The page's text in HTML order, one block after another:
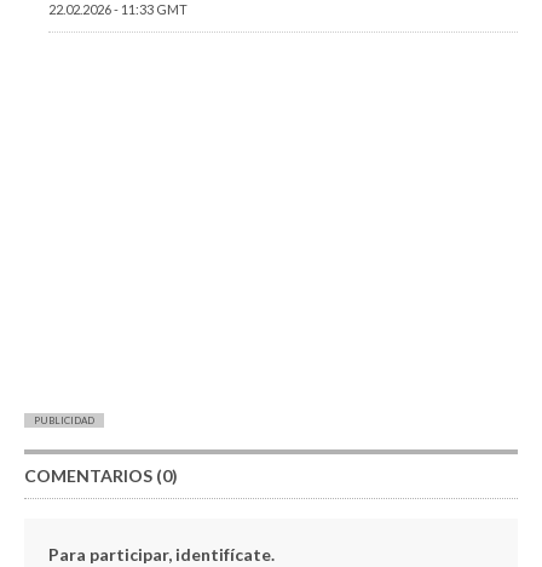
22.02.2026 - 11:33 GMT
PUBLICIDAD
COMENTARIOS (0)
Para participar, identifícate.